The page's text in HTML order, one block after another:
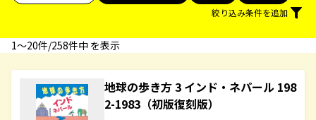
絞り込み条件を追加
1〜20件/258件中 を表示
地球の歩き方 3 インド・ネパール 198
2-1983（初版復刻版）